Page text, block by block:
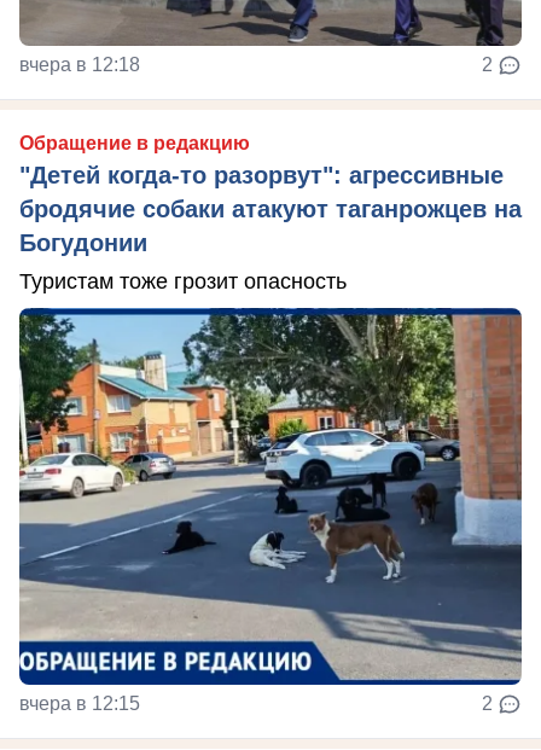
вчера в 12:18 2
Обращение в редакцию
"Детей когда-то разорвут": агрессивные
бродячие собаки атакуют таганрожцев на
Богудонии
Туристам тоже грозит опасность
вчера в 12:15 2